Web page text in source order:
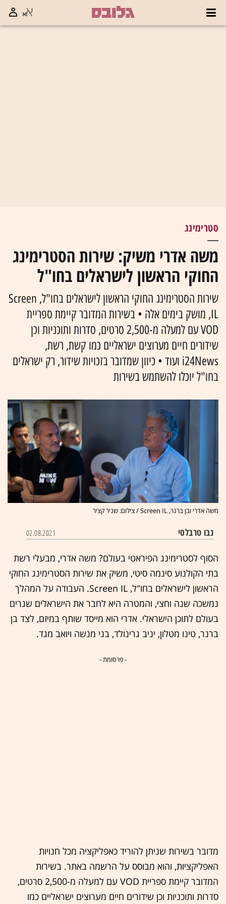
סטרימינג
משה אדרי משיק: שירות הסטרימינג
החוקי הראשון לישראלים בחו"ל
שירות הסטרימינג החוקי הראשון לישראלים בחו"ל, Screen
IL, מושק בימים אלה • בשירות המדובר קיימת ספריית
VOD עם למעלה מ-2,500 סרטים, סדרות ותוכניות וכן
שידורים חיים מערוצים ישראליים כמו קשת, רשת,
i24News ועוד • כיוון שמדובר בזכויות שידור, רק ישראלים
בחו"ל יוכלו להשתמש בשירות
משה אדרי ובן ברנר, Screen IL / צילום: שניר קציר
נבו טרבלסי 02.08.2021
הסוף לסטרימינג הפיראטי בעולם? משה אדרי, מבעלי רשת
בתי הקולנוע סינמה סיטי, משיק את שירות הסטרימינג החוקי
הראשון לישראלים בחו"ל, Screen IL. העבודה על המהלך
נמשכה שנה וחצי, והמטרה היא לחבר את הישראלים שגרים
בעולם לתוכן הישראלי. אדרי הוא מייסד שותף במיזם, לצד בן
ברנר, טינו מטלון, יניב גרינולד, בני מנשה ויואב מגד.
- פרסומת -
מדובר בשירות שניתן להוריד כאפליקציה מכל חנויות
האפליקציות, והוא מבוסס על הרשמה באתר. בשירות
המדובר קיימת ספריית VOD עם למעלה מ-2,500 סרטים,
סדרות ותוכניות וכן שידורים חיים מערוצים ישראליים כמו